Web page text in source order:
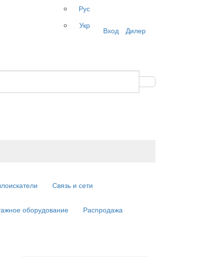
Рус
Укр
Вход Дилер
Связь и сети
оборудование Распродажа